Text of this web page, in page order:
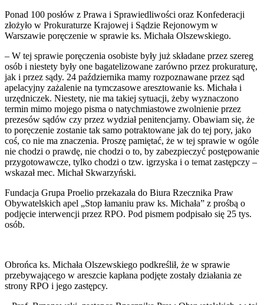
Ponad 100 posłów z Prawa i Sprawiedliwości oraz Konfederacji
złożyło w Prokuraturze Krajowej i Sądzie Rejonowym w
Warszawie poręczenie w sprawie ks. Michała Olszewskiego.
– W tej sprawie poręczenia osobiste były już składane przez szereg
osób i niestety były one bagatelizowane zarówno przez prokuraturę,
jak i przez sądy. 24 października mamy rozpoznawane przez sąd
apelacyjny zażalenie na tymczasowe aresztowanie ks. Michała i
urzędniczek. Niestety, nie ma takiej sytuacji, żeby wyznaczono
termin mimo mojego pisma o natychmiastowe zwolnienie przez
prezesów sądów czy przez wydział penitencjarny. Obawiam się, że
to poręczenie zostanie tak samo potraktowane jak do tej pory, jako
coś, co nie ma znaczenia. Proszę pamiętać, że w tej sprawie w ogóle
nie chodzi o prawdę, nie chodzi o to, by zabezpieczyć postępowanie
przygotowawcze, tylko chodzi o tzw. igrzyska i o temat zastępczy –
wskazał mec. Michał Skwarzyński.
Fundacja Grupa Proelio przekazała do Biura Rzecznika Praw
Obywatelskich apel „Stop łamaniu praw ks. Michała” z prośbą o
podjęcie interwencji przez RPO. Pod pismem podpisało się 25 tys.
osób.
Obrońca ks. Michała Olszewskiego podkreślił, że w sprawie
przebywającego w areszcie kapłana podjęte zostały działania ze
strony RPO i jego zastępcy.